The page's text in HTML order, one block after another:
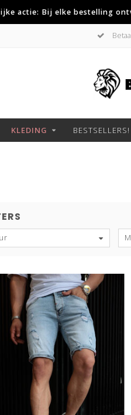
actie: Bij elke bestelling
KLEDING BESTSELLERS!